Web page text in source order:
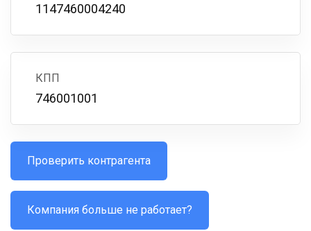
1147460004240
КПП
746001001
Проверить контрагента
Компания больше не работает?